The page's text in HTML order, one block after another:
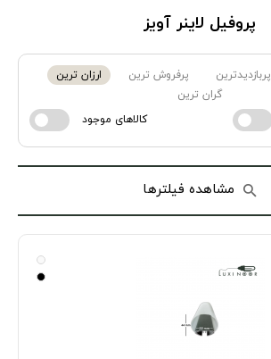
پروفیل لاینر آویز
پربازدیدترین پرفروش ترین
ارزان ترین
گران ترین
کالاهای موجود
مشاهده فیلترها